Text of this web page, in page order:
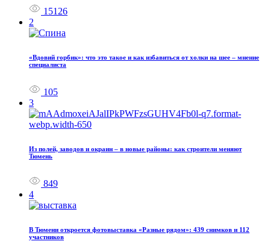
15126
2
«Вдовий горбик»: что это такое и как избавиться от холки на шее – мнение
специалиста
105
3
Из полей, заводов и окраин – в новые районы: как строители меняют
Тюмень
849
4
В Тюмени откроется фотовыставка «Разные рядом»: 439 снимков и 112
участников